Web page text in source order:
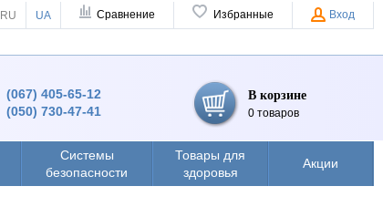
RU UA Сравнение Избранные Вход
(067) 405-65-12
(050) 730-47-41
В корзине
0 товаров
Системы
безопасности
Товары для
здоровья
Акции